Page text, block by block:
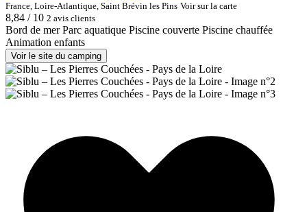
France, Loire-Atlantique, Saint Brévin les Pins Voir sur la carte
8,84 / 10 2 avis clients
Bord de mer Parc aquatique Piscine couverte Piscine chauffée
Animation enfants
Voir le site du camping